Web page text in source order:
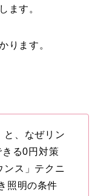
ます。
ります。
と、なぜリン
る0円対策
ンス」テクニ
照明の条件